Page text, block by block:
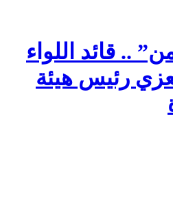
.. قائد اللواء
رئيس هيئة